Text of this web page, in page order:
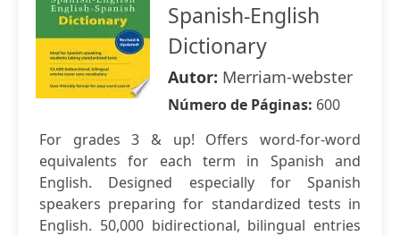
Spanish-English
Dictionary
Autor: Merriam-webster
Número de Páginas: 600
For grades 3 & up! Offers word-for-word
equivalents for each term in Spanish and
English. Designed especially for Spanish
speakers preparing for standardized tests in
English. 50,000 bidirectional, bilingual entries